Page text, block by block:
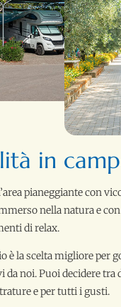
in
pianeggiante con
nella natura e
di relax.
è la scelta migliore per
da noi. Puoi decidere tra
e per tutti i gusti.